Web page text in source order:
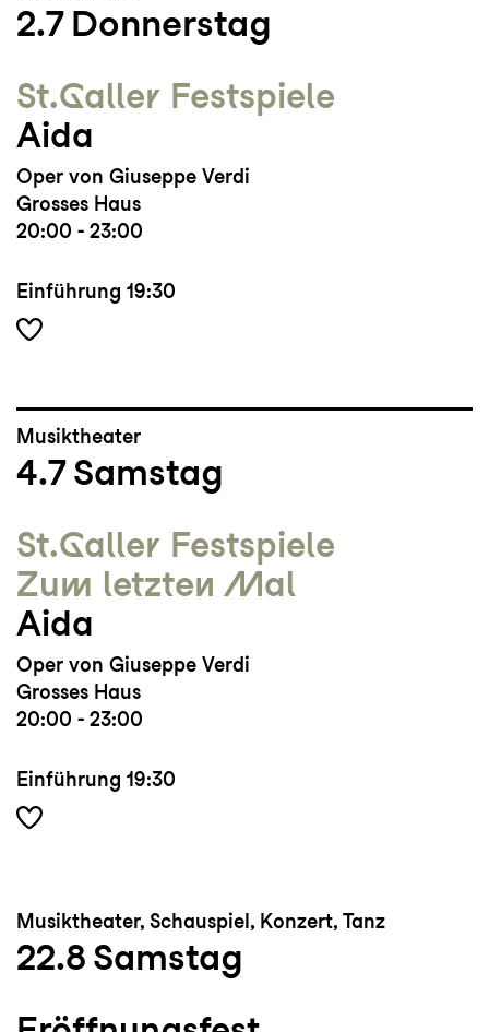
2.7 Donnerstag
St.Galler Festspiele
Aida
Oper von Giuseppe Verdi
Grosses Haus
20:00 - 23:00
Einführung 19:30
Musiktheater
4.7Samstag
St.Galler Festspiele
Zum letzten Mal
Aida
Oper von Giuseppe Verdi
Grosses Haus
20:00 - 23:00
Einführung 19:30
Musiktheater, Schauspiel, Konzert, Tanz
22.8 Samstag